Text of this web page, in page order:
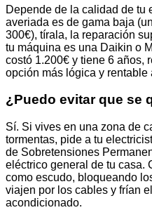
Depende de la calidad de tu
averiada es de gama baja
300€), tírala, la reparación
tu máquina es una Daikin o
costó 1.200€ y tiene 6 años,
opción más lógica y rentable
¿Puedo evitar que se
Sí. Si vives en una zona de
tormentas, pide a tu
de Sobretensiones
eléctrico general de tu casa.
como escudo, bloqueando
viajen por los cables y frían
acondicionado.